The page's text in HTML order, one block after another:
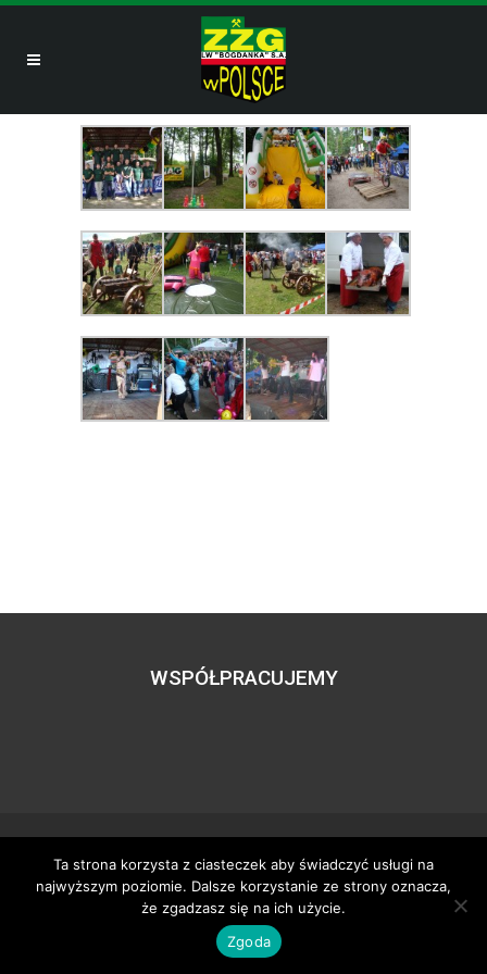
WSPÓŁPRACUJEMY
Wszystkie prawa zastrzeżone – zzgbogdanka.pl
Dostosowanie:Tworzenie stron www– H5studio.pl
Ta strona korzysta z ciasteczek aby świadczyć usługi na
najwyższym poziomie. Dalsze korzystanie ze strony oznacza,
że zgadzasz się na ich użycie.
Zgoda